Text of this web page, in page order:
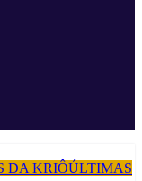
DA KRIÔÚLTIMAS